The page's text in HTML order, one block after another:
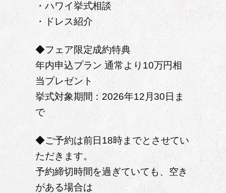
・ハワイ挙式相談
・ドレス紹介
◆フェア限定成約特典
年内申込プラン 通常より10万円相
当プレゼント
挙式対象期間：2026年12月30日ま
で
◆ご予約は前日18時までとさせてい
ただきます。
予約締切時間を過ぎていても、空き
がある場合は